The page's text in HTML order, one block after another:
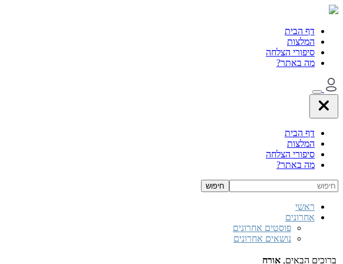
דף הבית
המלצות
סיפורי הצלחה
מה באתר?
דף הבית
המלצות
סיפורי הצלחה
מה באתר?
ראשי
אחרונים
פוסטים אחרונים
נושאים אחרונים
ברוכים הבאים, אורח